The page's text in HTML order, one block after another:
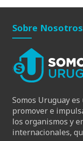
Sobre Nosotros
Somos Uruguay
promover e
los organismos y
internacionales,